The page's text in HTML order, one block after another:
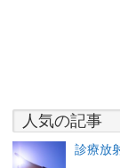
人気の記事
診療放